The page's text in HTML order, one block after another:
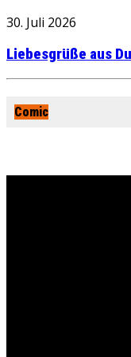
30. Juli 2026
Liebesgrüße aus
Comic